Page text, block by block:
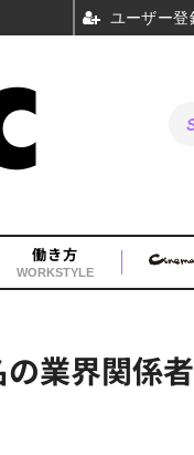
働き方
WORKSTYLE
業界関係
ユーザー登